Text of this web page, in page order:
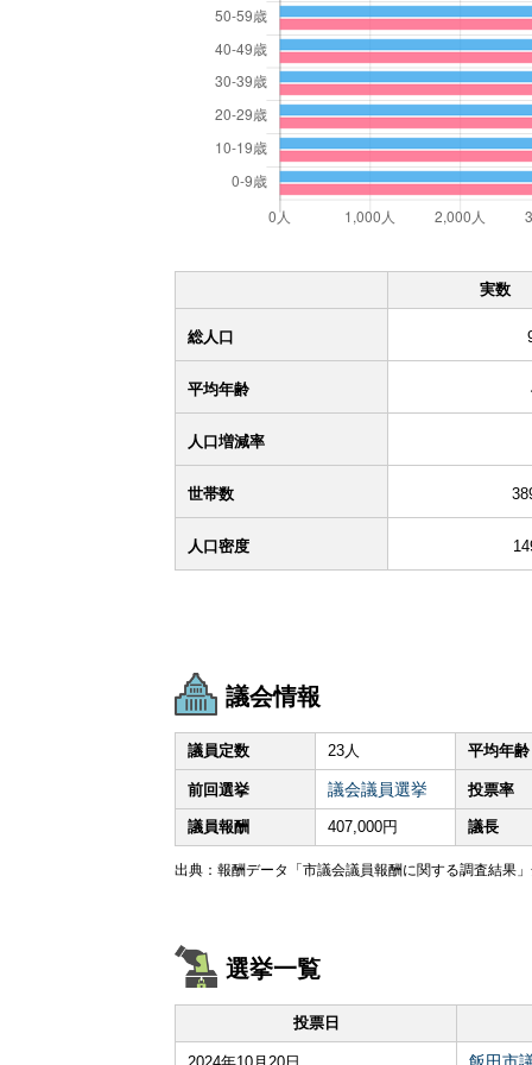
実数
総人口
平均年齢
人口増減率
世帯数
人口密度
議会情報
議員定数 23人 平均年齢
前回選挙 議会議員選挙 投票率
議員報酬 407,000円 議長
出典：報酬データ「市議会議員報酬に関する調査結果
選挙一覧
投票日